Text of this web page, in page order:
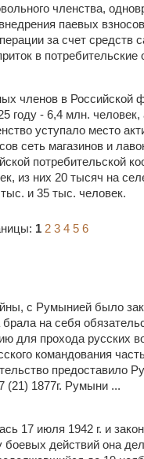
членства,
паевых
за счет средств
в потребительские
членов в Российской
году - 6,4 млн. человек,
уступало место
сеть магазинов и
потребительской
из них 20 тысяч на
и 35 тыс. человек.
1 2 3 4 5 6
с Румынией было
на себя
для прохода русских
командования
предоставило
1877г. Румыни ...
17 июля 1942 г. и
боевых действий она